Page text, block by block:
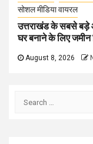
सोशल मीडिया वायरल
उत्तराखंड के सबसे बड़े
घर बनाने के लिए जमीन
August 8, 2026
Search